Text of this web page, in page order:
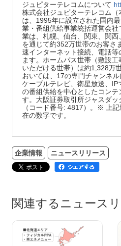
ジュピターテレコムについて
株式会社ジュピターテレコム（
は、1995年に設立された国内
業・番組供給事業統括運営会
業は、札幌、仙台、関東、関
を通じて約352万世帯のお客さ
速インターネット接続、電話
ます。ホームパス世帯（敷設
いただける世帯）は約1,328万
おいては、17の専門チャンネル
ケーブルテレビ、衛星放送、
の番組供給を中心としたコンテ
す。大阪証券取引所ジャスダ
（コード番号: 4817）。※ 上
在の数字です。
企業情報 ニュースリリース
関連するニュース